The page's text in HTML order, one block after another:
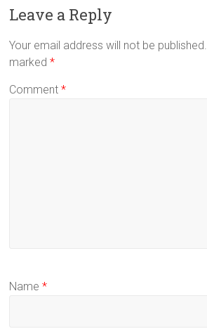
Leave a Reply
Your email address will not be published.
marked*
Comment*
Name*